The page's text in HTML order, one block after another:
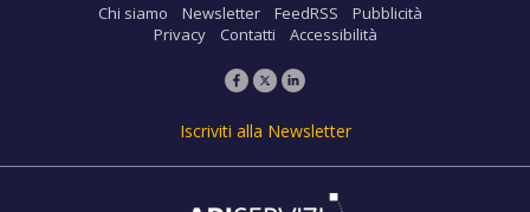
Chi siamo Newsletter FeedRSS
Pubblicità
Privacy
Contatti Accessibilità
Iscriviti alla Newsletter